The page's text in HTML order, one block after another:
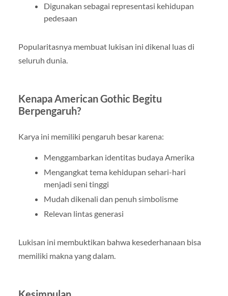
Digunakan sebagai representasi kehidupan
pedesaan
Popularitasnya membuat lukisan ini dikenal luas di
seluruh dunia.
Kenapa American Gothic Begitu
Berpengaruh?
Karya ini memiliki pengaruh besar karena:
Menggambarkan identitas budaya Amerika
Mengangkat tema kehidupan sehari-hari
menjadi seni tinggi
Mudah dikenali dan penuh simbolisme
Relevan lintas generasi
Lukisan ini membuktikan bahwa kesederhanaan bisa
memiliki makna yang dalam.